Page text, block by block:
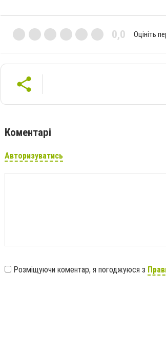
0,0 Оцініть
Коментарі
Авторизуватись
Розміщуючи коментар, я погоджуюся з